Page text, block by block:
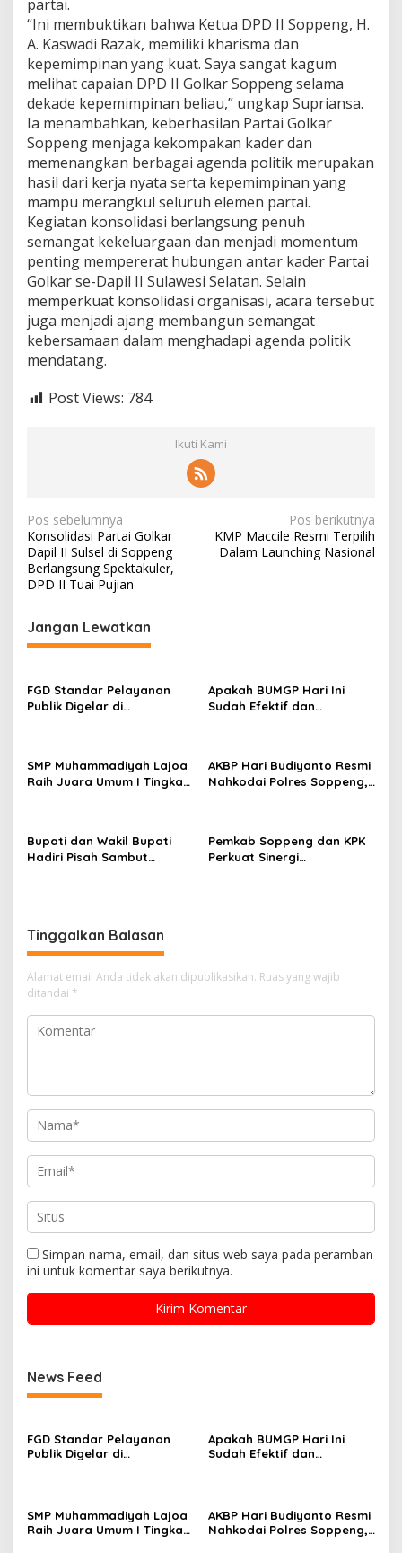
partai.
“Ini membuktikan bahwa Ketua DPD II Soppeng, H.
A. Kaswadi Razak, memiliki kharisma dan
kepemimpinan yang kuat. Saya sangat kagum
melihat capaian DPD II Golkar Soppeng selama
dekade kepemimpinan beliau,” ungkap Supriansa.
Ia menambahkan, keberhasilan Partai Golkar
Soppeng menjaga kekompakan kader dan
memenangkan berbagai agenda politik merupakan
hasil dari kerja nyata serta kepemimpinan yang
mampu merangkul seluruh elemen partai.
Kegiatan konsolidasi berlangsung penuh
semangat kekeluargaan dan menjadi momentum
penting mempererat hubungan antar kader Partai
Golkar se-Dapil II Sulawesi Selatan. Selain
memperkuat konsolidasi organisasi, acara tersebut
juga menjadi ajang membangun semangat
kebersamaan dalam menghadapi agenda politik
mendatang.
Post Views: 784
Ikuti Kami
Navigasi
pos
Pos sebelumnya
Konsolidasi Partai Golkar
Dapil II Sulsel di Soppeng
Berlangsung Spektakuler,
DPD II Tuai Pujian
Pos berikutnya
KMP Maccile Resmi Terpilih
Dalam Launching Nasional
Jangan Lewatkan
FGD Standar Pelayanan
Publik Digelar di
Transparan, Akuntabel,
dan Cepat
Apakah BUMGP Hari Ini
Sudah Efektif dan
SMP Muhammadiyah Lajoa
Raih Juara Umum I Tingkat
AKBP Hari Budiyanto Resmi
Nahkodai Polres Soppeng,
Bupati dan Wakil Bupati
Hadiri Pisah Sambut
Pemkab Soppeng dan KPK
Perkuat Sinergi
Tinggalkan Balasan
Alamat email Anda tidak akan dipublikasikan. Ruas yang wajib
ditandai *
Simpan nama, email, dan situs web saya pada peramban
ini untuk komentar saya berikutnya.
News Feed
FGD Standar Pelayanan
Publik Digelar di
Transparan, Akuntabel,
dan Cepat
Apakah BUMGP Hari Ini
Sudah Efektif dan
SMP Muhammadiyah Lajoa
Raih Juara Umum I Tingkat
AKBP Hari Budiyanto Resmi
Nahkodai Polres Soppeng,